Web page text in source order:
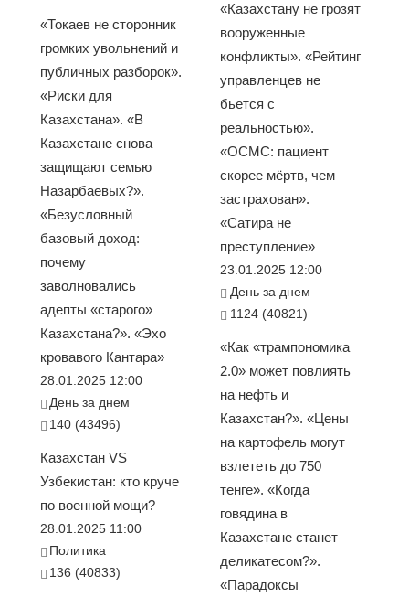
«Токаев не сторонник
громких увольнений и
публичных разборок».
«Риски для
Казахстана». «В
Казахстане снова
защищают семью
Назарбаевых?».
«Безусловный
базовый доход:
почему
заволновались
адепты «старого»
Казахстана?». «Эхо
кровавого Кантара»
28.01.2025 12:00
День за днем
140 (43496)
Казахстан VS
Узбекистан: кто круче
по военной мощи?
28.01.2025 11:00
Политика
136 (40833)
«Казахстану не грозят
вооруженные
конфликты». «Рейтинг
управленцев не
бьется с
реальностью».
«ОСМС: пациент
скорее мёртв, чем
застрахован».
«Сатира не
преступление»
23.01.2025 12:00
День за днем
1124 (40821)
«Как «трампономика
2.0» может повлиять
на нефть и
Казахстан?». «Цены
на картофель могут
взлететь до 750
тенге». «Когда
говядина в
Казахстане станет
деликатесом?».
«Парадоксы